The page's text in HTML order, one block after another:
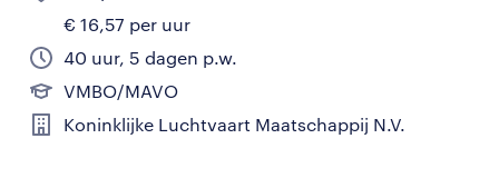
€ 16,57 per uur
40 uur, 5 dagen p.w.
VMBO/MAVO
Koninklijke Luchtvaart Maatschappij N.V.